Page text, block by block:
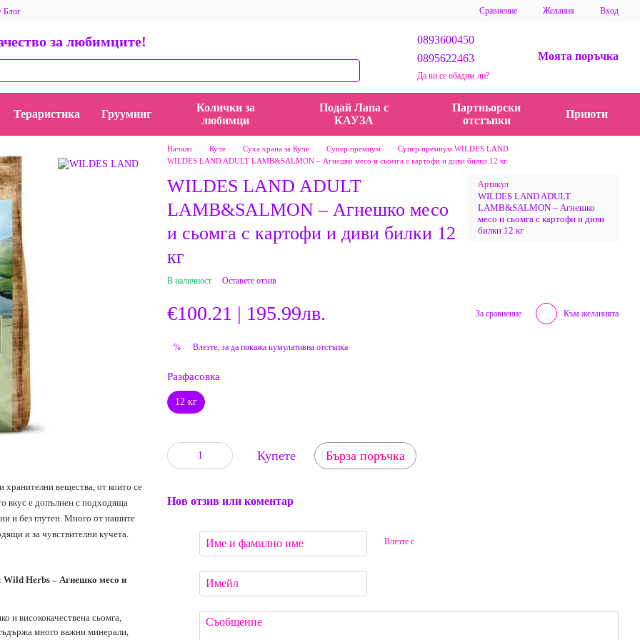
Блог
истории и идеи
AppStore BauMauZoo iOS приложение
Сравнение Желания Вход
за любимците!
0893600450
0895622463
Да ви се обадим ли?
Моята поръчка
Тераристика Грууминг
Колички за
любимци
Подай Лапа с
КАУЗА
Партньорски
отстъпки
Приюти
вещества, от които се
вкус е допълнен с подходяща
и без глутен. Много от нашите
и за чувствителни кучета.
Herbs – Агнешко месо и
и висококачествена сьомга,
много важни минерали,
Начало Куче Суха храна за Куче Супер премиум
Супер премиум WILDES LAND
WILDES LAND ADULT LAMB&SALMON – Агнешко месо и сьомга с картофи и диви билки 12 кг
WILDES LAND ADULT
LAMB&SALMON – Агнешко месо
и сьомга с картофи и диви билки 12
кг
Артикул
WILDES LAND ADULT
LAMB&SALMON – Агнешко
месо и сьомга с картофи и диви
билки 12 кг
В наличност Оставете отзив
€100.21 | 195.99лв. За сравнение Към желанията
% Влезте , за да покажа кумулативна отстъпка
Разфасовка
12 кг
Купете Бърза поръчка
Нов отзив или коментар
Влезте с